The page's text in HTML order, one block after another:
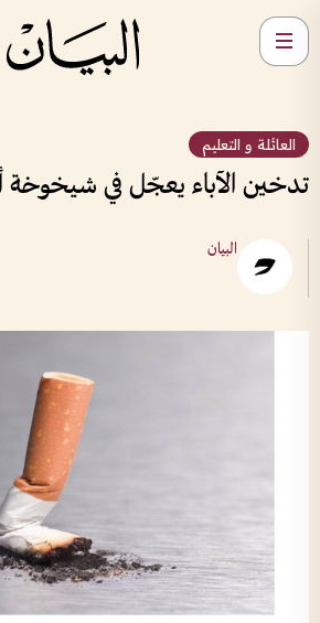
العائلة و التعليم
تدخين الآباء يعجّل في شيخوخة
البيان